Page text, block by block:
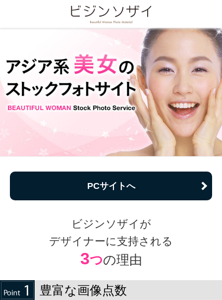
PCサイトへ
ビジンソザイが
デザイナーに支持される
3つの理由
豊富な画像点数